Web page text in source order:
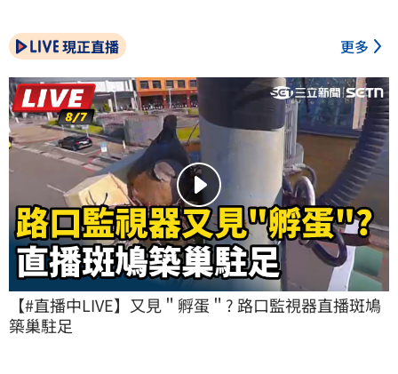
現正直播 更多
【#直播中LIVE】又見＂孵蛋＂? 路口監視器直播斑鳩
築巢駐足